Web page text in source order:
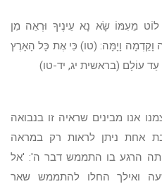
מֵעִמּוֹ שָׂא נָא עֵינֶיךָ וּרְאֵה מִן
וָיָמָּה: (טו) כִּי אֶת כָּל הָאָרֶץ
עוֹלָם (בראשית יג, יד-טו)
אנו מבינים שראיה זו בנבואה
אחת ניתן לראות רק במראה
הרגע בו התממש דבר ה': 'אל
ואילך החלו להתממש שאר